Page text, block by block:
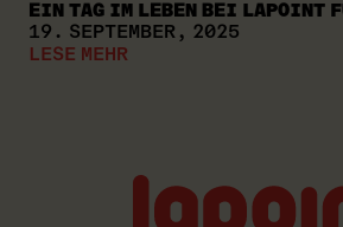
EIN TAG IM LEBEN BEI LAPOINT
19. SEPTEMBER, 2025
LESE MEHR